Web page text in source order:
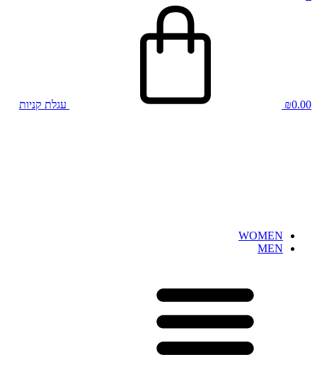
₪0.00 עגלת קניות
WOMEN
MEN